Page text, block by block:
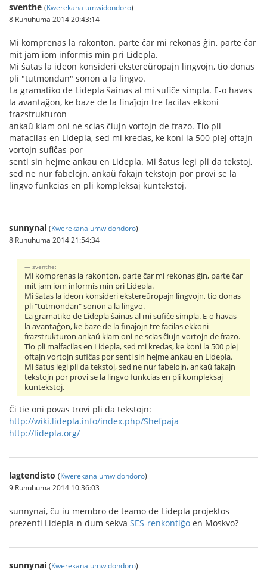
sventhe (Kwerekana umwidondoro)
8 Ruhuhuma 2014 20:43:14
Mi komprenas la rakonton, parte ĉar mi rekonas ĝin, parte ĉar
mit jam iom informis min pri Lidepla.
Mi ŝatas la ideon konsideri ekstereŭropajn lingvojn, tio donas
pli "tutmondan" sonon a la lingvo.
La gramatiko de Lidepla ŝainas al mi sufiĉe simpla. E-o havas
la avantaĝon, ke baze de la finaĵojn tre facilas ekkoni
frazstrukturon
ankaŭ kiam oni ne scias ĉiujn vortojn de frazo. Tio pli
mafacilas en Lidepla, sed mi kredas, ke koni la 500 plej oftajn
vortojn sufiĉas por
senti sin hejme ankau en Lidepla. Mi ŝatus legi pli da tekstoj,
sed ne nur fabelojn, ankaŭ fakajn tekstojn por provi se la
lingvo funkcias en pli kompleksaj kuntekstoj.
sunnynai (Kwerekana umwidondoro)
8 Ruhuhuma 2014 21:54:34
sventhe:
Mi komprenas la rakonton, parte ĉar mi rekonas ĝin, parte ĉar
mit jam iom informis min pri Lidepla.
Mi ŝatas la ideon konsideri ekstereŭropajn lingvojn, tio donas
pli "tutmondan" sonon a la lingvo.
La gramatiko de Lidepla ŝainas al mi sufiĉe simpla. E-o havas
la avantaĝon, ke baze de la finaĵojn tre facilas ekkoni
frazstrukturon ankaŭ kiam oni ne scias ĉiujn vortojn de frazo.
Tio pli malfacilas en Lidepla, sed mi kredas, ke koni la 500 plej
oftajn vortojn sufiĉas por senti sin hejme ankau en Lidepla.
Mi ŝatus legi pli da tekstoj, sed ne nur fabelojn, ankaŭ fakajn
tekstojn por provi se la lingvo funkcias en pli kompleksaj
kuntekstoj.
Ĉi tie oni povas trovi pli da tekstojn:
http://wiki.lidepla.info/index.php/Shefpaja
http://lidepla.org/
lagtendisto (Kwerekana umwidondoro)
9 Ruhuhuma 2014 10:36:03
sunnynai, ĉu iu membro de teamo de Lidepla projektos
prezenti Lidepla-n dum sekva SES-renkontiĝo en Moskvo?
sunnynai (Kwerekana umwidondoro)